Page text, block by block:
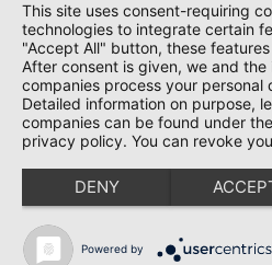
This site uses consent-requiring
technologies to integrate certain
"Accept All" button, these
After consent is given, we and
companies process your personal
Detailed information on purpose,
companies can be found under
privacy policy. You can revoke
DENY
Powered by